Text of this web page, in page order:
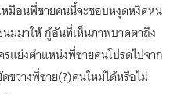
หมือนพี่ชายคนนี้จะชอบหงุดหงิดหน
นมมาให้ กู้อันที่เห็นภาพบาดตาถึง
รแย่งตำแหน่งพี่ชายคนโปรดไปจาก
ขวางพี่ชาย(?)คนใหม่ได้หรือไม่